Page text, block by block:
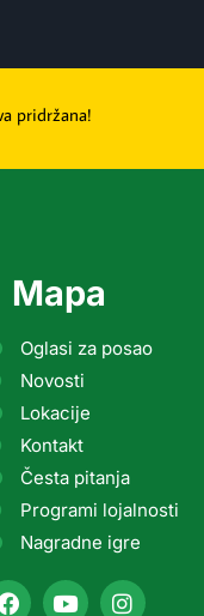
pridržana!
Mapa
Oglasi za posao
Novosti
Lokacije
Kontakt
Česta pitanja
Programi lojalnosti
Nagradne igre